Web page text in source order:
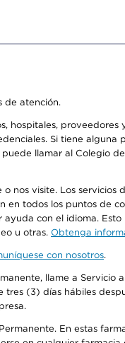
de atención.
Si tiene
puede llamar al Colegio
nos visite. Los
todos los puntos de
con el idioma.
u otras. Obtenga
con nosotros.
llame a Servicio
(3) días hábiles
En estas